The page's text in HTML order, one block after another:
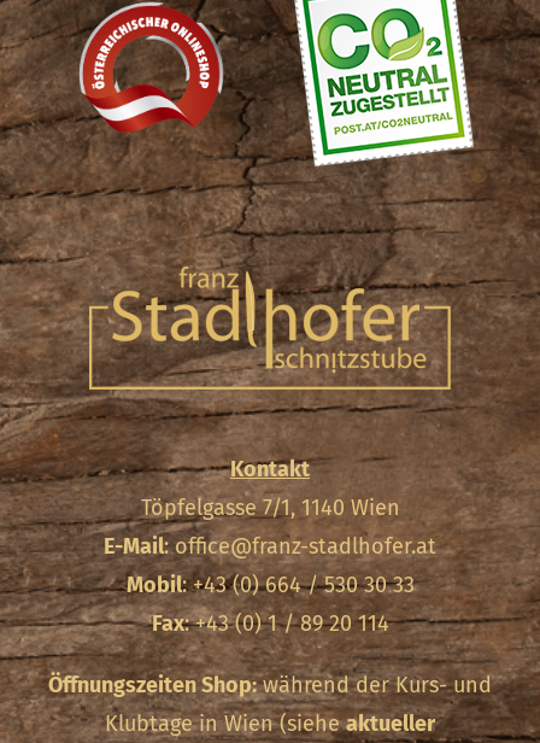
Kontakt
Töpfelgasse 7/1, 1140 Wien
E-Mail:office@franz-stadlhofer.at
Mobil: +43 (0) 664 / 530 30 33
Fax: +43 (0) 1 / 89 20 114
Öffnungszeiten Shop:während der Kurs- und
Klubtage in Wien (sieheaktueller